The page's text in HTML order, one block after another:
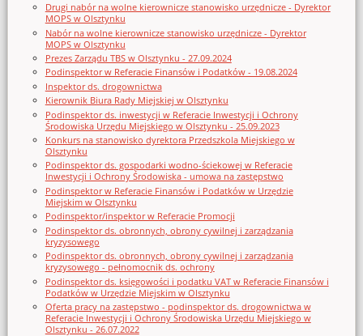
Drugi nabór na wolne kierownicze stanowisko urzędnicze - Dyrektor
MOPS w Olsztynku
Nabór na wolne kierownicze stanowisko urzędnicze - Dyrektor
MOPS w Olsztynku
Prezes Zarządu TBS w Olsztynku - 27.09.2024
Podinspektor w Referacie Finansów i Podatków - 19.08.2024
Inspektor ds. drogownictwa
Kierownik Biura Rady Miejskiej w Olsztynku
Podinspektor ds. inwestycji w Referacie Inwestycji i Ochrony
Środowiska Urzędu Miejskiego w Olsztynku - 25.09.2023
Konkurs na stanowisko dyrektora Przedszkola Miejskiego w
Olsztynku
Podinspektor ds. gospodarki wodno-ściekowej w Referacie
Inwestycji i Ochrony Środowiska - umowa na zastępstwo
Podinspektor w Referacie Finansów i Podatków w Urzędzie
Miejskim w Olsztynku
Podinspektor/inspektor w Referacie Promocji
Podinspektor ds. obronnych, obrony cywilnej i zarządzania
kryzysowego
Podinspektor ds. obronnych, obrony cywilnej i zarządzania
kryzysowego - pełnomocnik ds. ochrony
Podinspektor ds. księgowości i podatku VAT w Referacie Finansów i
Podatków w Urzędzie Miejskim w Olsztynku
Oferta pracy na zastępstwo - podinspektor ds. drogownictwa w
Referacie Inwestycji i Ochrony Środowiska Urzędu Miejskiego w
Olsztynku - 26.07.2022